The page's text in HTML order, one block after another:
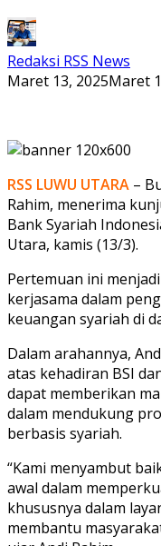
Redaksi RSS News
Maret 13, 2025Maret
RSS LUWU UTARA –
Rahim, menerima
Bank Syariah
Utara, kamis (13/3).
Pertemuan ini
kerjasama dalam
keuangan syariah di
Dalam arahannya,
atas kehadiran BSI
dapat memberikan
dalam mendukung
berbasis syariah.
“Kami menyambut
awal dalam
khususnya dalam
membantu